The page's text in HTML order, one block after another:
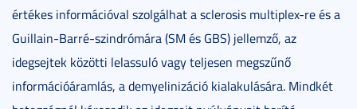
értékes információval szolgálhat a sclerosis multiplex-re és a
Guillain-Barré-szindrómára (SM és GBS) jellemző, az
idegsejtek közötti lelassuló vagy teljesen megszűnő
információáramlás, a demyelinizáció kialakulására. Mindkét